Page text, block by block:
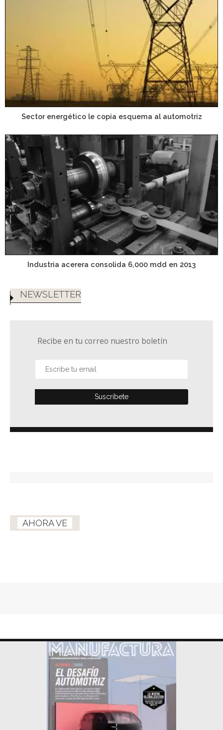
Sector energético le copia esquema al automotriz
Industria acerera consolida 6,000 mdd en 2013
NEWSLETTER
Recibe en tu correo nuestro boletín
AHORA VE